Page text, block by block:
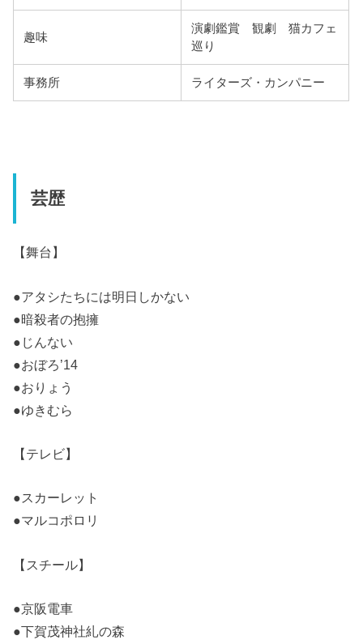
趣味
演劇鑑賞 観劇 猫カフェ
巡り
事務所 ライターズ・カンパニー
芸歴
【舞台】
●アタシたちには明日しかない
●暗殺者の抱擁
●じんない
●おぼろ’14
●おりょう
●ゆきむら
【テレビ】
●スカーレット
●マルコポロリ
【スチール】
●京阪電車
●下賀茂神社糺の森